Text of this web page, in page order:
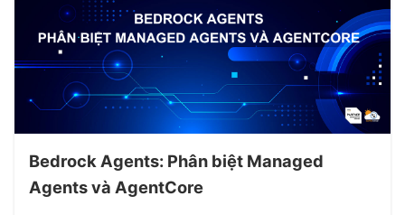
Bedrock Agents: Phân biệt Managed
Agents và AgentCore